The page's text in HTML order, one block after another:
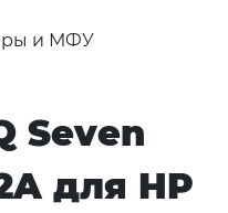
и МФУ
Seven
для HP